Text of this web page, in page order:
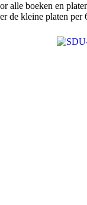
alle boeken en
de kleine platen